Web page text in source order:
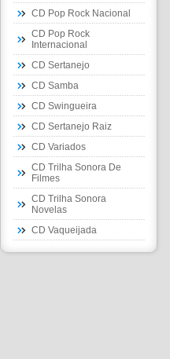
CD Pop Rock Nacional
CD Pop Rock
Internacional
CD Sertanejo
CD Samba
CD Swingueira
CD Sertanejo Raiz
CD Variados
CD Trilha Sonora De
Filmes
CD Trilha Sonora
Novelas
CD Vaqueijada